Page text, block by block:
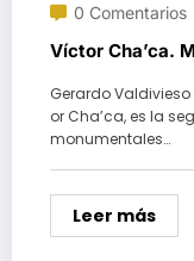
0 Comentarios
Víctor Cha’ca.
Gerardo Valdivieso
or Cha’ca, es la
monumentales…
Leer más